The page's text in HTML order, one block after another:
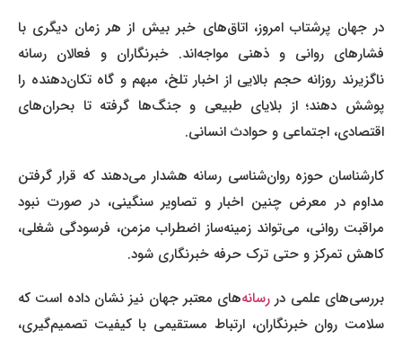
در جهان پرشتاب امروز، اتاق‌های خبر بیش از هر زمان دیگری با
فشارهای روانی و ذهنی مواجه‌اند. خبرنگاران و فعالان رسانه
ناگزیرند روزانه حجم بالایی از اخبار تلخ، مبهم و گاه تکان‌دهنده را
پوشش دهند؛ از بلایای طبیعی و جنگ‌ها گرفته تا بحران‌های
اقتصادی، اجتماعی و حوادث انسانی.
کارشناسان حوزه روان‌شناسی رسانه هشدار می‌دهند که قرار گرفتن
مداوم در معرض چنین اخبار و تصاویر سنگینی، در صورت نبود
مراقبت روانی، می‌تواند زمینه‌ساز اضطراب مزمن، فرسودگی شغلی،
کاهش تمرکز و حتی ترک حرفه خبرنگاری شود.
بررسی‌های علمی دررسانه‌های معتبر جهان نیز نشان داده است که
سلامت روان خبرنگاران، ارتباط مستقیمی با کیفیت تصمیم‌گیری،